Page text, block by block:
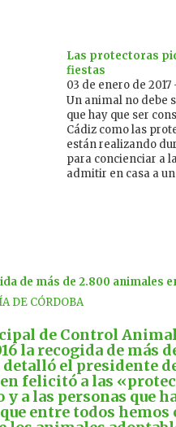
Las protectoras
fiestas
03 de enero de 2017
Un animal no debe
que hay que ser
Cádiz como las
están realizando
para concienciar a
admitir en casa a
de más de 2.800 animales
DE CÓRDOBA
de Control Animal
la recogida de más
el presidente
felicitó a las
y a las personas que
entre todos hemos